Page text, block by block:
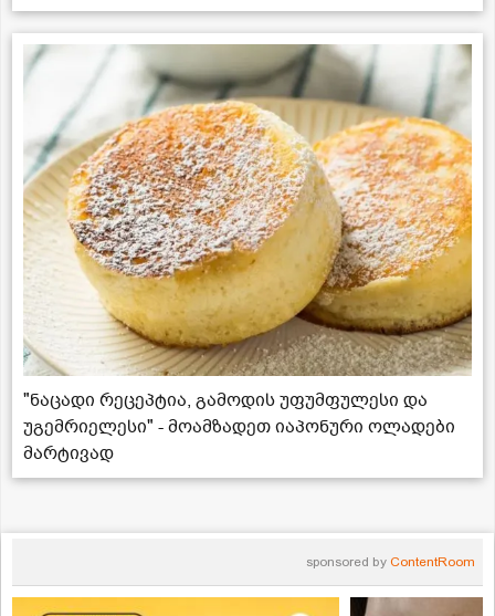
"ნაცადი რეცეპტია, გამოდის უფუმფულესი და
უგემრიელესი" - მოამზადეთ იაპონური ოლადები
მარტივად
sponsored by ContentRoom